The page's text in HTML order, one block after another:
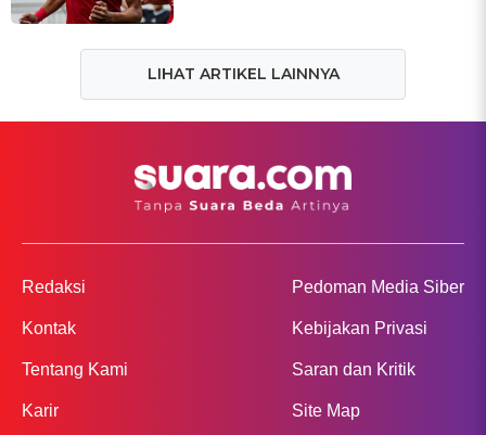
LIHAT ARTIKEL LAINNYA
Redaksi
Kontak
Tentang Kami
Karir
Pedoman Media Siber
Kebijakan Privasi
Saran dan Kritik
Site Map